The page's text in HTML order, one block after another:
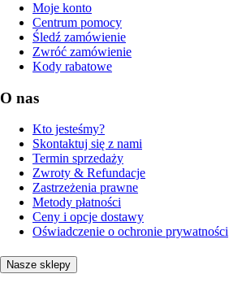
Moje konto
Centrum pomocy
Śledź zamówienie
Zwróć zamówienie
Kody rabatowe
O nas
Kto jesteśmy?
Skontaktuj się z nami
Termin sprzedaży
Zwroty & Refundacje
Zastrzeżenia prawne
Metody płatności
Ceny i opcje dostawy
Oświadczenie o ochronie prywatności
Nasze sklepy